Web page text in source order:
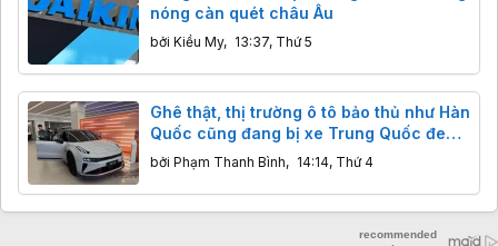
nóng càn quét châu Âu
bởi Kiều My, 13:37, Thứ 5
Ghê thật, thị trường ô tô bảo thủ như Hàn
Quốc cũng đang bị xe Trung Quốc đe
dọa
bởi Phạm Thanh Bình, 14:14, Thứ 4